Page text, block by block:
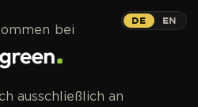
DE EN
bei
ausschließlich an